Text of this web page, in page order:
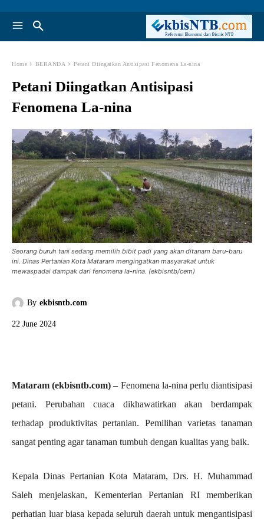
Home BERANDA Petani Diingatkan Antisipasi Fenomena La-nina
Petani Diingatkan Antisipasi
Fenomena La-nina
Seorang buruh tani sedang memilih bibit padi yang akan ditanam baru-baru
ini. Dinas Pertanian Kota Mataram mengingatkan masyarakat untuk
mewaspadai dampak dari fenomena la-nina. (ekbisntb/cem)
By ekbisntb.com
22 June 2024
Mataram (ekbisntb.com) – Fenomena la-nina perlu diantisipasi
petani. Perubahan cuaca dikhawatirkan akan berdampak
terhadap produktivitas pertanian. Pemilihan varietas tanaman
sangat penting agar tanaman tumbuh dengan kualitas yang baik.
Kepala Dinas Pertanian Kota Mataram, Drs. H. Muhammad
Saleh menjelaskan, Kementerian Pertanian RI memberikan
perhatian luar biasa kepada seluruh daerah untuk mengantisipasi